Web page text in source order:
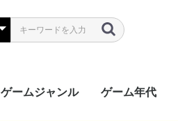
ゲームジャンル ゲーム年代